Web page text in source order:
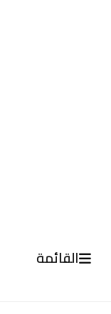
القائمة